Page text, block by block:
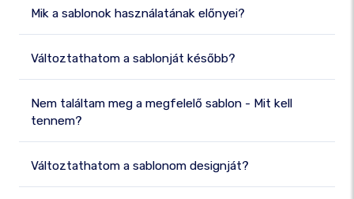
Mik a sablonok használatának előnyei?
Változtathatom a sablonját később?
Nem találtam meg a megfelelő sablon - Mit kell
tennem?
Változtathatom a sablonom designját?